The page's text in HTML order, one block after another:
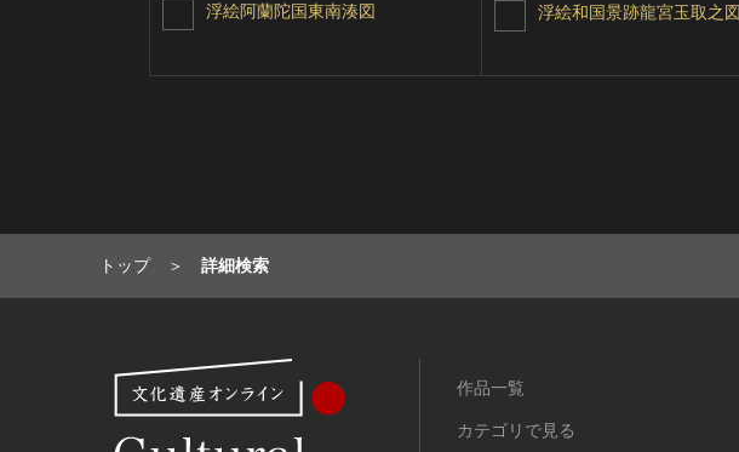
浮絵阿蘭陀国東南湊図 浮絵和国景跡龍宮玉取之図
トップ 詳細検索
作品一覧
カテゴリで見る